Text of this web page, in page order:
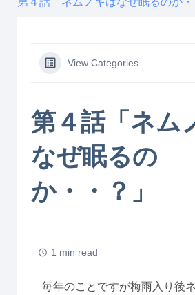
View Categories
第４話「ネム
なぜ眠るの
か・・？」
1 min read
毎年のことですが梅雨入り後